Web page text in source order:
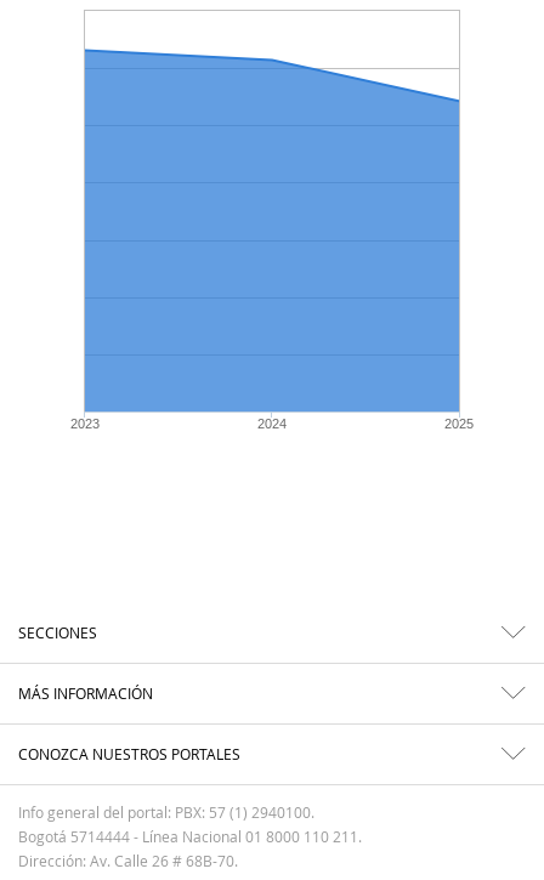
2023 2024 2025
SECCIONES
MÁS INFORMACIÓN
CONOZCA NUESTROS PORTALES
Info general del portal: PBX: 57 (1) 2940100.
Bogotá 5714444 - Línea Nacional 01 8000 110 211.
Dirección: Av. Calle 26 # 68B-70.